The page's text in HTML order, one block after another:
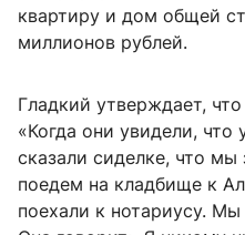
квартиру и дом общей
миллионов рублей.
Гладкий утверждает,
«Когда они увидели,
сказали сиделке, что
поедем на кладбище к
поехали к нотариусу.